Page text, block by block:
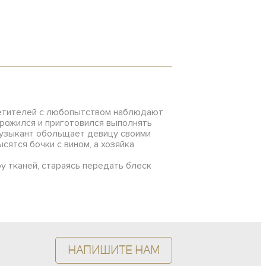
с любопытством наблюдают
и приготовился выполнять
обольщает девицу своими
бочки с вином, а хозяйка
стараясь передать блеск
Напишите нам